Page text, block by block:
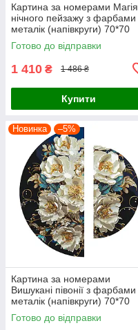
Картина за номерами Магія
нічного пейзажу з фарбами
металік (напівкруги) 70*70
Origami (OSR1006)
Готово до відправки
1 410 ₴ 1 486 ₴
Купити
Новинка –5%
Картина за номерами
Вишукані півонії з фарбами
металік (напівкруги) 70*70
Origami (OSR1008)
Готово до відправки